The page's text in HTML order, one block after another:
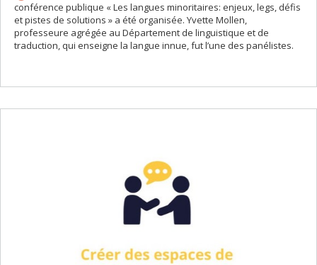
conférence publique « Les langues minoritaires: enjeux, legs, défis
et pistes de solutions » a été organisée. Yvette Mollen,
professeure agrégée au Département de linguistique et de
traduction, qui enseigne la langue innue, fut l’une des panélistes.